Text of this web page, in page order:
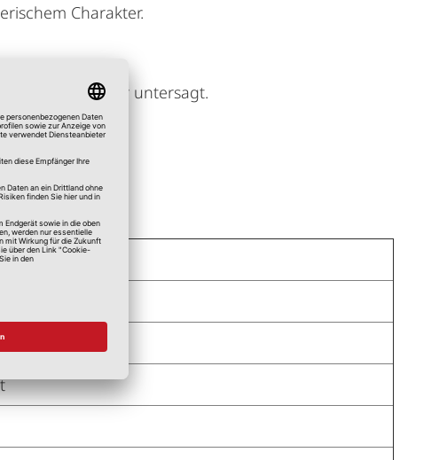
Charakter.
ist daher untersagt.
vorbehalten.